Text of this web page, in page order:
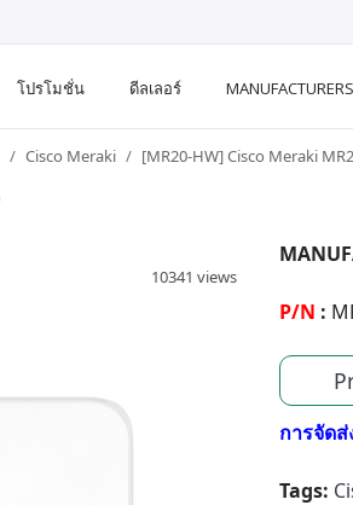
โปรโมชั่น ดีลเลอร์ MANUFACTURERS
Cisco Meraki [MR20-HW] Cisco Meraki
10341 views
P/N :
การจัดส่
Tags: